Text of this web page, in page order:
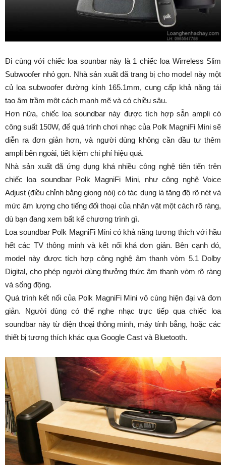
Đi cùng với chiếc loa sounbar này là 1 chiếc loa Wirreless Slim
Subwoofer nhỏ gọn. Nhà sản xuất đã trang bị cho model này một
củ loa subwoofer đường kính 165.1mm, cung cấp khả năng tái
tạo âm trầm một cách mạnh mẽ và có chiều sâu.
Hơn nữa, chiếc loa soundbar này được tích hợp sẵn ampli có
công suất 150W, để quá trình chơi nhạc của Polk MagniFi Mini sẽ
diễn ra đơn giản hơn, và người dùng không cần đầu tư thêm
ampli bên ngoài, tiết kiệm chi phí hiệu quả.
Nhà sản xuất đã ứng dụng khá nhiều công nghệ tiên tiến trên
chiếc loa soundbar Polk MagniFi Mini, như công nghệ Voice
Adjust (điều chỉnh bằng giọng nói) có tác dụng là tăng độ rõ nét và
mức âm lượng cho tiếng đối thoại của nhân vật một cách rõ ràng,
dù bạn đang xem bất kể chương trình gì.
Loa soundbar Polk MagniFi Mini có khả năng tương thích với hầu
hết các TV thông minh và kết nối khá đơn giản. Bên cạnh đó,
model này được tích hợp công nghệ âm thanh vòm 5.1 Dolby
Digital, cho phép người dùng thưởng thức âm thanh vòm rõ ràng
và sống động.
Quá trình kết nối của Polk MagniFi Mini vô cùng hiện đại và đơn
giản. Người dùng có thể nghe nhạc trực tiếp qua chiếc loa
soundbar này từ điện thoại thông minh, máy tính bẳng, hoặc các
thiết bị tương thích khác qua Google Cast và Bluetooth.